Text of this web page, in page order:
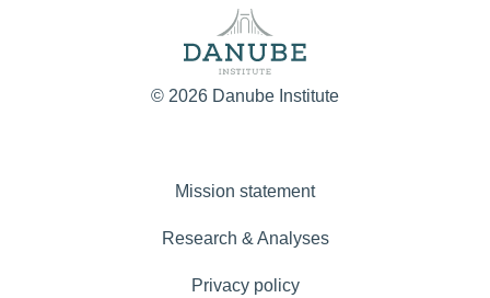
© 2026 Danube Institute
Mission statement
Research & Analyses
Privacy policy